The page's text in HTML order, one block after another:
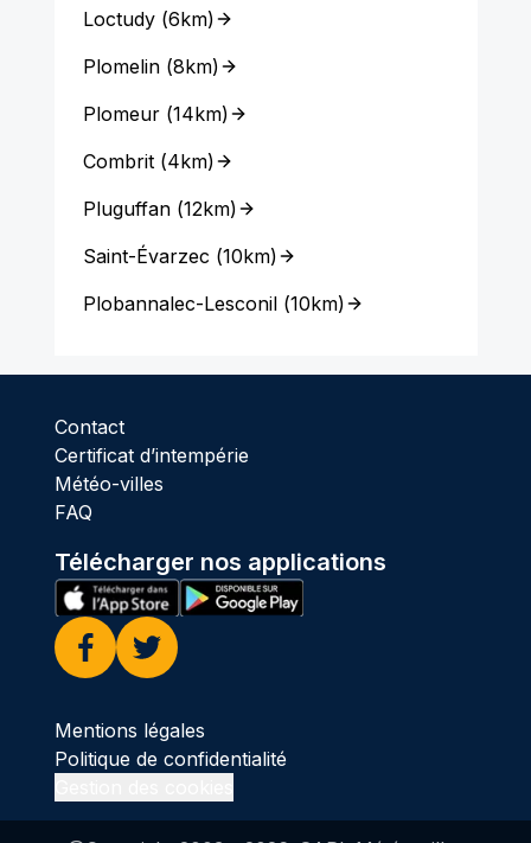
Loctudy(6km)
Plomelin(8km)
Plomeur(14km)
Combrit(4km)
Pluguffan(12km)
Saint-Évarzec (10km)
Plobannalec-Lesconil(10km)
Contact
Certificat d’intempérie
Météo-villes
FAQ
Télécharger nos applications
Facebook
Twitter
Mentions légales
Politique de confidentialité